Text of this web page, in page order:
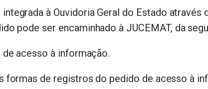
à Ouvidoria Geral do Estado através
pode ser encaminhado à JUCEMAT, da
acesso à informação.
formas de registros do pedido de acesso à